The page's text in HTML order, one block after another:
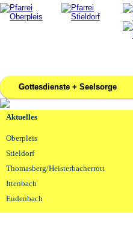
Gottesdienste + Seelsorge
Aktuelles
Oberpleis
Stieldorf
Thomasberg/Heisterbacherrott
Ittenbach
Eudenbach